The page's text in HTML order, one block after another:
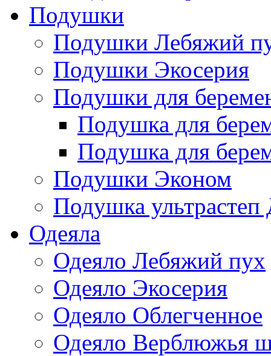
Подушки
Подушки Лебяжий
Подушки Экосерия
Подушки для
Подушка для
Подушка для
Подушки Эконом
Подушка ультрастеп
Одеяла
Одеяло Лебяжий пух
Одеяло Экосерия
Одеяло Облегченное
Одеяло Верблюжья